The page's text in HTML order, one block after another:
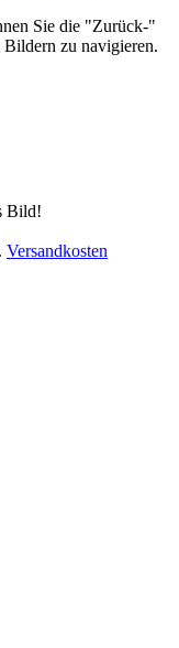
Sie die "Zurück-"
zu navigieren.
Bild!
Versandkosten